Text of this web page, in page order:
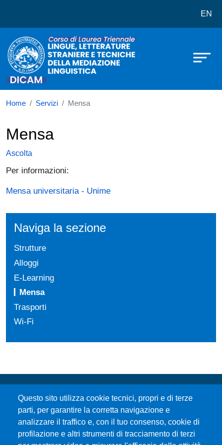
Corso di laurea in Lingue, EN
Home Servizi Mensa
Mensa
Ascolta
Per informazioni:
Mensa universitaria - Unime
Naviga la sezione
Strutture
Alloggi
E-Learning
Mensa
Trasporti
Wi-Fi
Questo sito utilizza cookie tecnici, propri e di terze
parti, per garantire la corretta navigazione e
analizzare il traffico e, con il tuo consenso, cookie di
profilazione e altri strumenti di tracciamento di terzi